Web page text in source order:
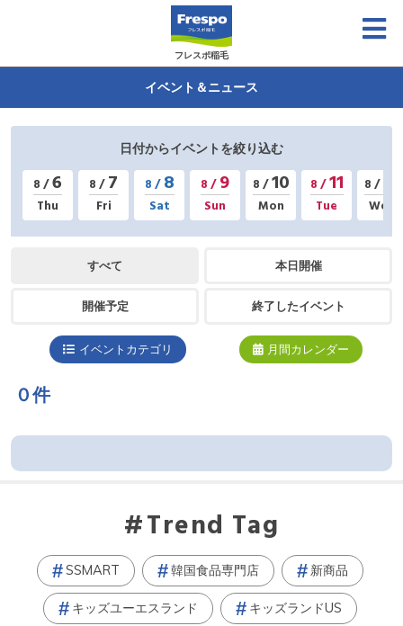
フレスポ稲毛
イベント＆ニュース
日付からイベントを絞り込む
8 /6
Thu
8 /7
Fri
8 /8
Sat
8 /9
Sun
8 /10
Mon
8 /11
Tue
8 /
Wed
すべて 本日開催
開催予定 終了したイベント
月間カレンダー
イベントカテゴリ
０件
Trend Tag
SSMART 韓国食品専門店 新商品
キッズユーエスランド キッズランドUS